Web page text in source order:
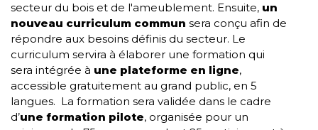
secteur du bois et de l'ameublement. Ensuite, un
nouveau curriculum commun sera conçu afin de
répondre aux besoins définis du secteur. Le
curriculum servira à élaborer une formation qui
sera intégrée à une plateforme en ligne,
accessible gratuitement au grand public, en 5
langues. La formation sera validée dans le cadre
d’une formation pilote, organisée pour un